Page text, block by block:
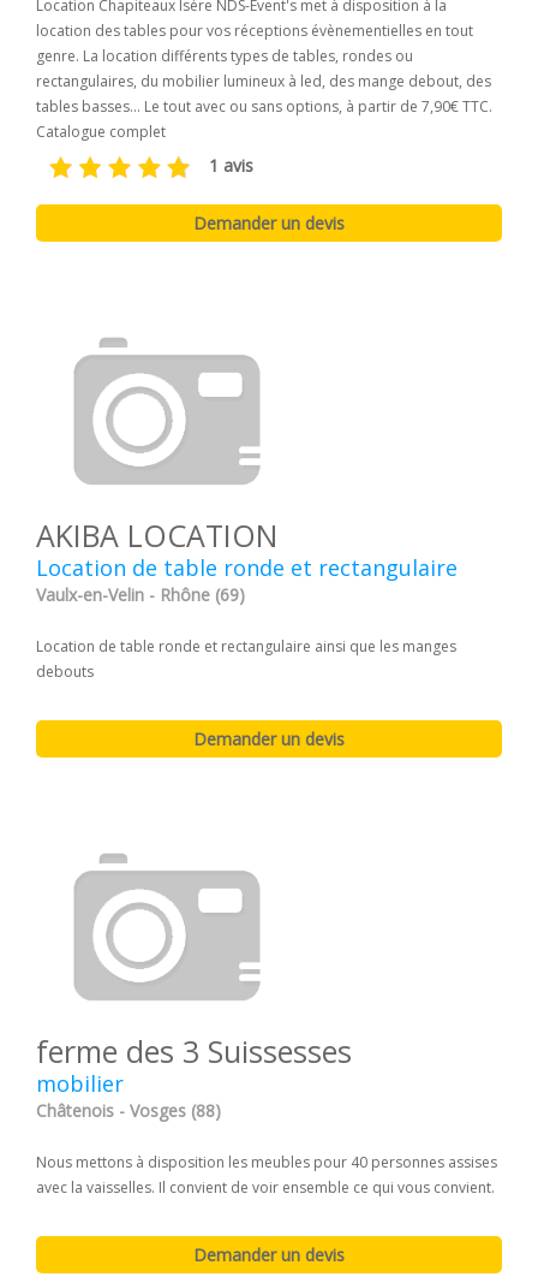
Location Chapiteaux Isère NDS-Event's met à disposition à la
location des tables pour vos réceptions évènementielles en tout
genre. La location différents types de tables, rondes ou
rectangulaires, du mobilier lumineux à led, des mange debout, des
tables basses... Le tout avec ou sans options, à partir de 7,90€ TTC.
Catalogue complet
1 avis
AKIBA LOCATION
Location de table ronde et rectangulaire
Vaulx-en-Velin - Rhône (69)
Location de table ronde et rectangulaire ainsi que les manges
debouts
ferme des 3 Suissesses
mobilier
Châtenois - Vosges (88)
Nous mettons à disposition les meubles pour 40 personnes assises
avec la vaisselles. Il convient de voir ensemble ce qui vous convient.